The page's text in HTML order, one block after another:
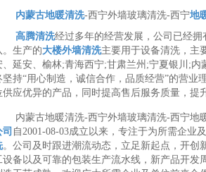
内蒙古地暖清洗-西宁外墙玻璃清洗-西宁地
高腾清洗经过多年的经营发展，公司已经拥
。生产的大楼外墙清洗主要用于设备清洗，主
、延安、榆林;青海西宁;甘肃兰州;宁夏银川;内
坚持“用心制造，诚信合作，品质经营”的营业
供应优异的产品，同时提高售后服务质量，提
内蒙古地暖清洗-西宁外墙玻璃清洗-西宁地
自2001-08-03成立以来，专注于为所需企业
。公司及时跟进潮流动态，立足新起点，开创
设备以及可靠的包装生产流水线，新产品开发